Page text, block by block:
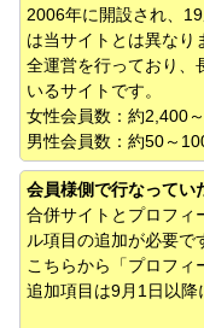
2006年に開設され、
は当サイトとは異なり
全運営を行っており、
いるサイトです。
女性会員数：約2,400
男性会員数：約50～
会員様側で行なってい
合併サイトとプロフィ
ル項目の追加が必要で
こちらから「プロフィ
追加項目は9月1日以降